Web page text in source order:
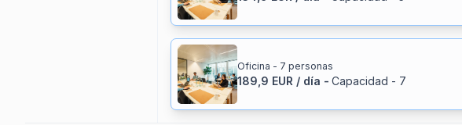
Oficina - 7 personas
189,9 EUR / día - Capacidad - 7